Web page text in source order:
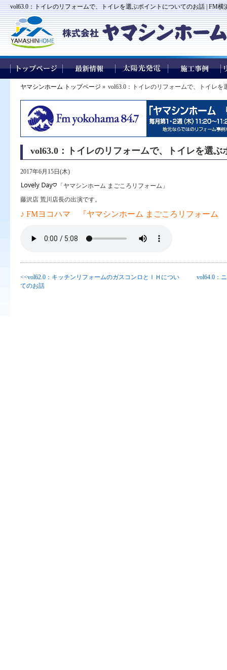
vol63.0：トイレのリフォームで、トイレを選ぶポイントについてのお話 | FM
ヤマシンホーム トップページ » vol63.0：トイレのリフォームで、トイレを
vol63.0：トイレのリフォームで、トイレを選ぶ
2017年6月15日(木)
「ヤマシンホーム まごころリフォーム」
藤沢店 荒川店長の出演です。
♪ FMヨコハマ 『ヤマシンホーム まごころリフォー
<<vol62.0：キッチンリフォームのガスコンロとＩＨについ
てのお話
vol64.0：